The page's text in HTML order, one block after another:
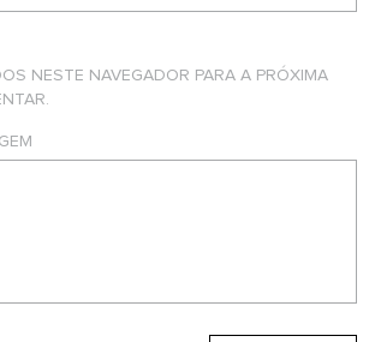
NESTE NAVEGADOR PARA A PRÓXIMA